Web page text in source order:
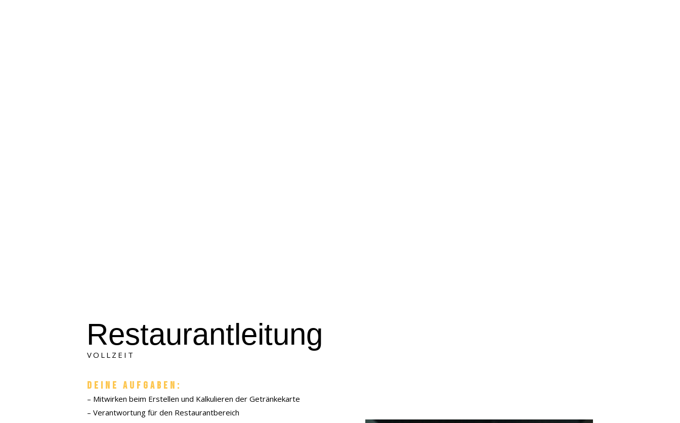
Restaurantleitung
VOLLZEIT
Deine Aufgaben:
– Mitwirken beim Erstellen und Kalkulieren der Getränkekarte
– Verantwortung für den Restaurantbereich